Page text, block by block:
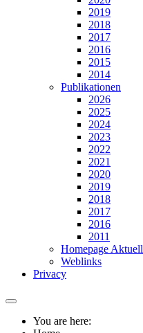
2019
2018
2017
2016
2015
2014
Publikationen
2026
2025
2024
2023
2022
2021
2020
2019
2018
2017
2016
2011
Homepage Aktuell
Weblinks
Privacy
You are here: